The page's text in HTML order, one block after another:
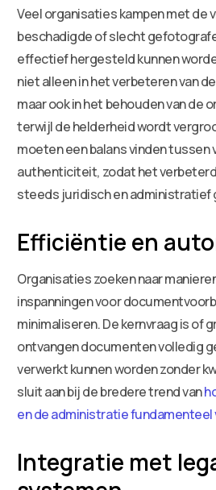
Veel organisaties kampen met de
beschadigde of slecht
effectief hergesteld kunnen
niet alleen in het verbeteren van
maar ook in het behouden van de
terwijl de helderheid wordt
moeten een balans vinden tussen
authenticiteit, zodat het
steeds juridisch en administratief
Efficiëntie en
Organisaties zoeken naar
inspanningen voor
minimaliseren. De kernvraag is of
ontvangen documenten volledig
verwerkt kunnen worden zonder
sluit aan bij de bredere trend van
en de administratie
Integratie met